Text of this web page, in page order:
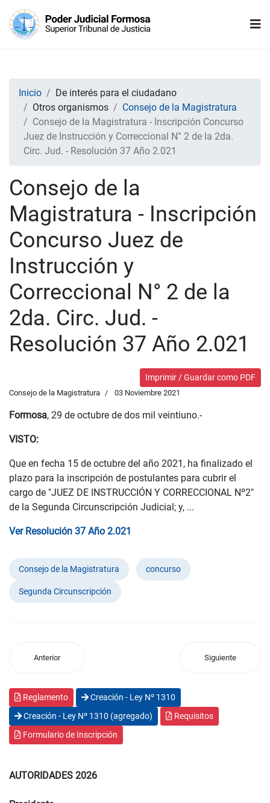
Inicio
De interés para el ciudadano
Otros organismos
Consejo de la Magistratura
Consejo de la Magistratura - Inscripción Concurso
Juez de Instrucción y Correccional N° 2 de la 2da.
Circ. Jud. - Resolución 37 Año 2.021
Consejo de la
Magistratura - Inscripción
Concurso Juez de
Instrucción y
Correccional N° 2 de la
2da. Circ. Jud. -
Resolución 37 Año 2.021
Imprimir / Guardar como PDF
Consejo de la Magistratura 03 Noviembre 2021
Formosa, 29 de octubre de dos mil veintiuno.-
VISTO:
Que en fecha 15 de octubre del año 2021, ha finalizado el
plazo para la inscripción de postulantes para cubrir el
cargo de "JUEZ DE INSTRUCCIÓN Y CORRECCIONAL Nº2"
de la Segunda Circunscripción Judicial; y, ...
Ver Resolución 37 Año 2.021
Consejo de la Magistratura concurso
Segunda Circunscripción
Anterior Siguiente
Reglamento
Creación - Ley Nº 1310
Creación - Ley Nº 1310 (agregado)
Requisitos
Formulario de Inscripción
AUTORIDADES 2026